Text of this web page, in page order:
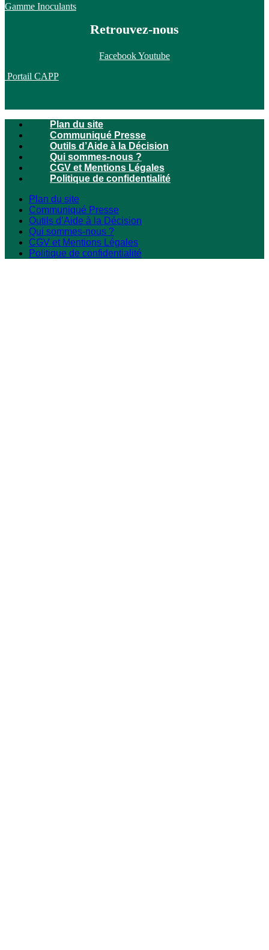
Gamme Inoculants
Retrouvez-nous
FacebookYoutube
Portail CAPP
Plan du site
Communiqué Presse
Outils d’Aide à la Décision
Qui sommes-nous ?
CGV et Mentions Légales
Politique de confidentialité
Plan du site
Communiqué Presse
Outils d’Aide à la Décision
Qui sommes-nous ?
CGV et Mentions Légales
Politique de confidentialité